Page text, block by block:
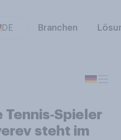
DE Branchen
Tennis‑Spieler
steht im